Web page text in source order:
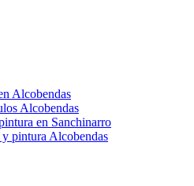
Alcobendas
Alcobendas
en Sanchinarro
pintura Alcobendas